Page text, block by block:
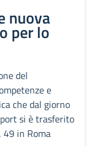
nuova
per lo
del
e
che dal giorno
si è trasferito
49 in Roma